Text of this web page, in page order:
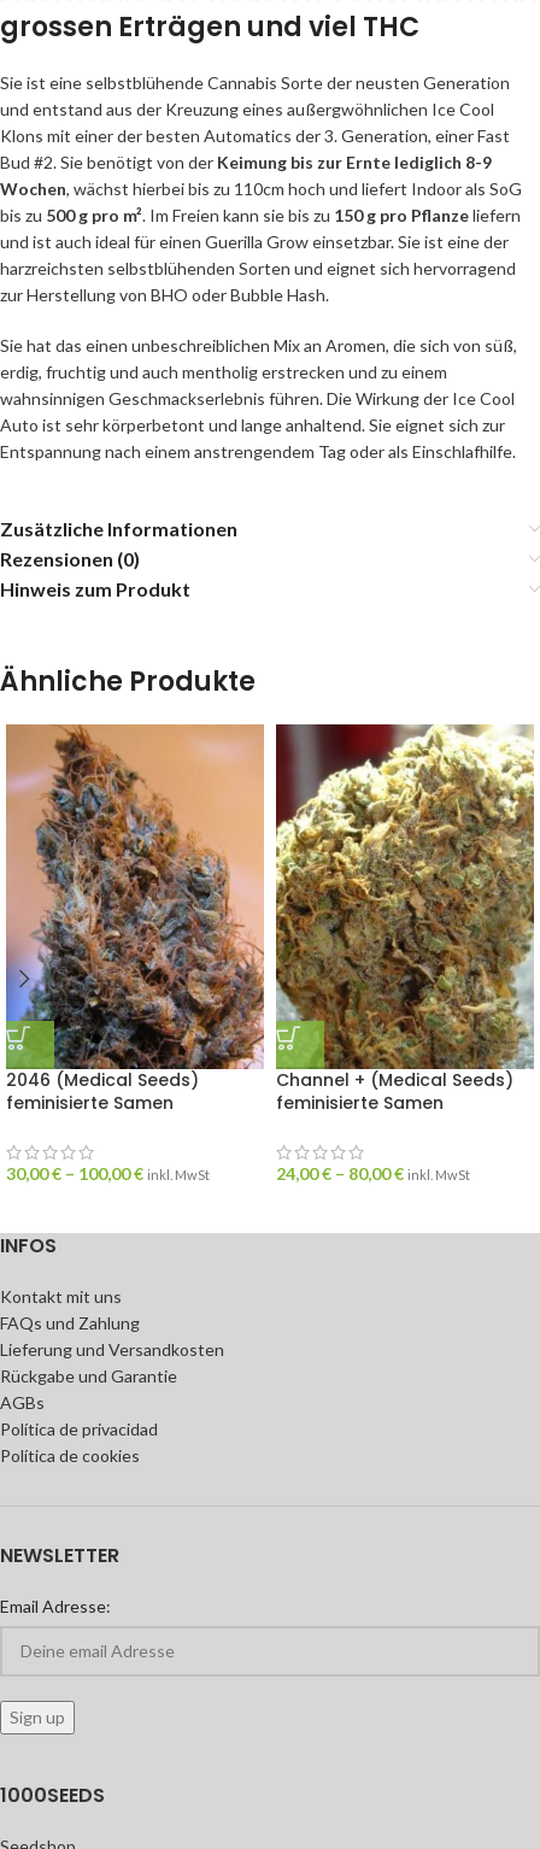
grossen Erträgen und viel THC
Sie ist eine selbstblühende Cannabis Sorte der neusten Generation
und entstand aus der Kreuzung eines außergwöhnlichen Ice Cool
Klons mit einer der besten Automatics der 3. Generation, einer Fast
Bud #2. Sie benötigt von der Keimung bis zur Ernte lediglich 8-9
Wochen, wächst hierbei bis zu 110cm hoch und liefert Indoor als SoG
bis zu 500 g pro m². Im Freien kann sie bis zu 150 g pro Pflanzeliefern
und ist auch ideal für einen Guerilla Grow einsetzbar. Sie ist eine der
harzreichsten selbstblühenden Sorten und eignet sich hervorragend
zur Herstellung von BHO oder Bubble Hash.
Sie hat das einen unbeschreiblichen Mix an Aromen, die sich von süß,
erdig, fruchtig und auch mentholig erstrecken und zu einem
wahnsinnigen Geschmackserlebnis führen. Die Wirkung der Ice Cool
Auto ist sehr körperbetont und lange anhaltend. Sie eignet sich zur
Entspannung nach einem anstrengendem Tag oder als Einschlafhilfe.
Zusätzliche Informationen
Rezensionen (0)
Hinweis zum Produkt
Ähnliche Produkte
2046 (Medical Seeds)
feminisierte Samen
30,00€ – 100,00€ inkl. MwSt
Channel + (Medical Seeds)
feminisierte Samen
24,00€ – 80,00€ inkl. MwSt
INFOS
Kontakt mit uns
FAQs und Zahlung
Lieferung und Versandkosten
Rückgabe und Garantie
AGBs
Política de privacidad
Política de cookies
NEWSLETTER
Email Adresse:
1000SEEDS